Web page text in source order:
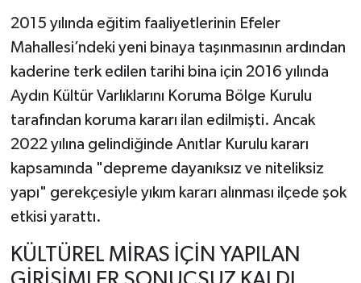
2015 yılında eğitim faaliyetlerinin Efeler
Mahallesi’ndeki yeni binaya taşınmasının ardından
kaderine terk edilen tarihi bina için 2016 yılında
Aydın Kültür Varlıklarını Koruma Bölge Kurulu
tarafından koruma kararı ilan edilmişti. Ancak
2022 yılına gelindiğinde Anıtlar Kurulu kararı
kapsamında "depreme dayanıksız ve niteliksiz
yapı" gerekçesiyle yıkım kararı alınması ilçede şok
etkisi yarattı.
KÜLTÜREL MİRAS İÇİN YAPILAN